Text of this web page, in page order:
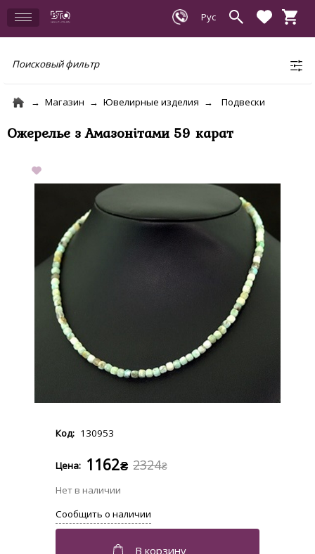
Поисковый фильтр
Магазин Ювелирные изделия Подвески
Ожерелье з Амазонітами 59 карат
130953
2324₴
1162₴